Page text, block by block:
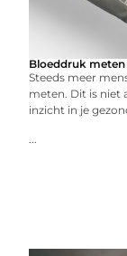
Bloeddruk meten
Steeds meer
meten. Dit is niet
inzicht in je
...